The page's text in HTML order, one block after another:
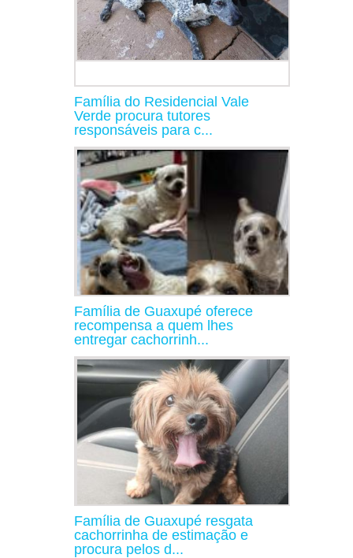
Família do Residencial Vale
Verde procura tutores
responsáveis para c...
Família de Guaxupé oferece
recompensa a quem lhes
entregar cachorrinh...
Família de Guaxupé resgata
cachorrinha de estimação e
procura pelos d...